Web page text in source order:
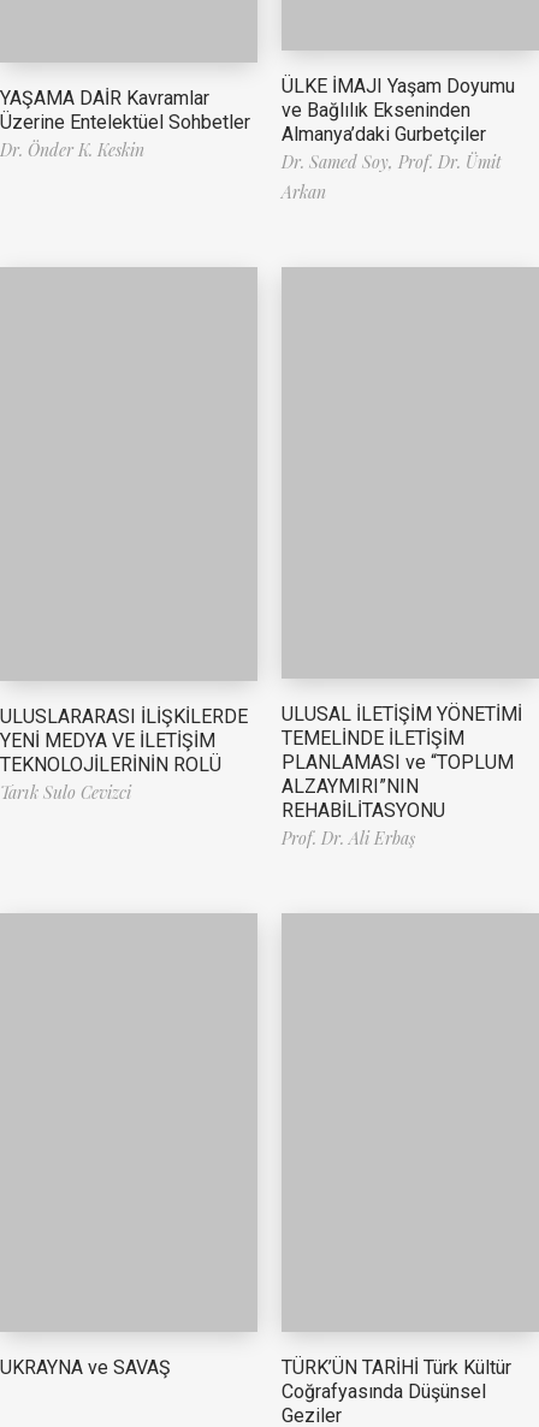
YAŞAMA DAİR Kavramlar
Üzerine Entelektüel Sohbetler
Dr. Önder K. Keskin
ÜLKE İMAJI Yaşam Doyumu
ve Bağlılık Ekseninden
Almanya’daki Gurbetçiler
Dr. Samed Soy, Prof. Dr. Ümit
Arkan
ULUSLARARASI İLİŞKİLERDE
YENİ MEDYA VE İLETİŞİM
TEKNOLOJİLERİNİN ROLÜ
Tarık Sulo Cevizci
ULUSAL İLETİŞİM YÖNETİMİ
TEMELİNDE İLETİŞİM
PLANLAMASI ve “TOPLUM
ALZAYMIRI”NIN
REHABİLİTASYONU
Prof. Dr. Ali Erbaş
UKRAYNA ve SAVAŞ
TÜRK’ÜN TARİHİ Türk Kültür
Coğrafyasında Düşünsel
Geziler